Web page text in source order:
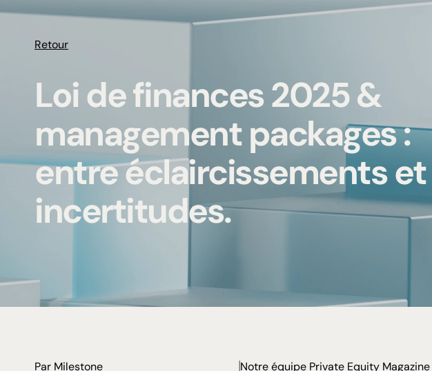
Retour
Loi de finances 2025 &
management packages :
entre éclaircissements et
incertitudes.
Par Milestone Notre équipe Private Equity Magazine